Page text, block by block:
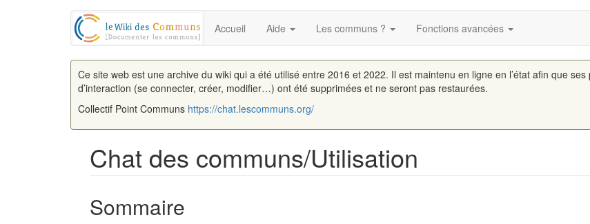
Accueil Aide Les communs ? Fonctions avancées
Ce site web est une archive du wiki qui a été utilisé entre 2016 et 2022. Il est maintenu en ligne en l’état afin que
d’interaction (se connecter, créer, modifier…) ont été supprimées et ne seront pas restaurées.
Collectif Point Communs https://chat.lescommuns.org/
Chat des communs/Utilisation
Sommaire